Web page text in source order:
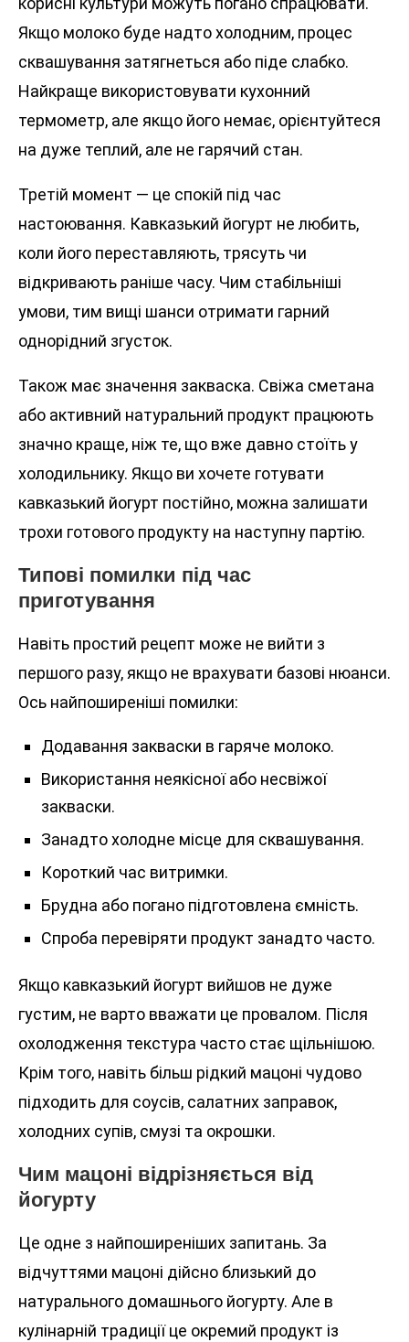
Якщо молоко буде надто холодним, процес
сквашування затягнеться або піде слабко.
Найкраще використовувати кухонний
термометр, але якщо його немає, орієнтуйтеся
на дуже теплий, але не гарячий стан.
Третій момент — це спокій під час
настоювання. Кавказький йогурт не любить,
коли його переставляють, трясуть чи
відкривають раніше часу. Чим стабільніші
умови, тим вищі шанси отримати гарний
однорідний згусток.
Також має значення закваска. Свіжа сметана
або активний натуральний продукт працюють
значно краще, ніж те, що вже давно стоїть у
холодильнику. Якщо ви хочете готувати
кавказький йогурт постійно, можна залишати
трохи готового продукту на наступну партію.
Типові помилки під час
приготування
Навіть простий рецепт може не вийти з
першого разу, якщо не врахувати базові нюанси.
Ось найпоширеніші помилки:
Додавання закваски в гаряче молоко.
Використання неякісної або несвіжої
закваски.
Занадто холодне місце для сквашування.
Короткий час витримки.
Брудна або погано підготовлена ємність.
Спроба перевіряти продукт занадто часто.
Якщо кавказький йогурт вийшов не дуже
густим, не варто вважати це провалом. Після
охолодження текстура часто стає щільнішою.
Крім того, навіть більш рідкий мацоні чудово
підходить для соусів, салатних заправок,
холодних супів, смузі та окрошки.
Чим мацоні відрізняється від
йогурту
Це одне з найпоширеніших запитань. За
відчуттями мацоні дійсно близький до
натурального домашнього йогурту. Але в
кулінарній традиції це окремий продукт із